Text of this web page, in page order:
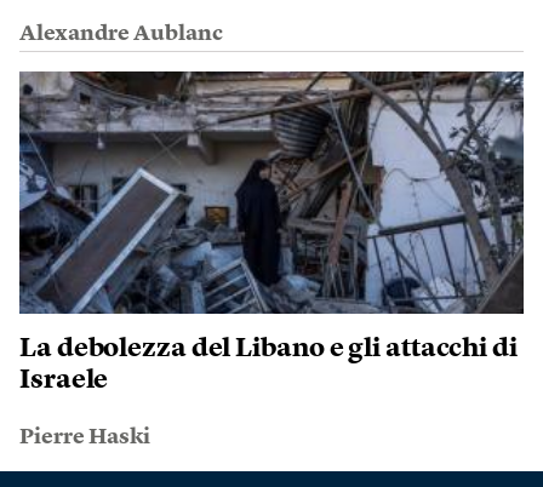
Alexandre Aublanc
La debolezza del Libano e gli attacchi di
Israele
Pierre Haski